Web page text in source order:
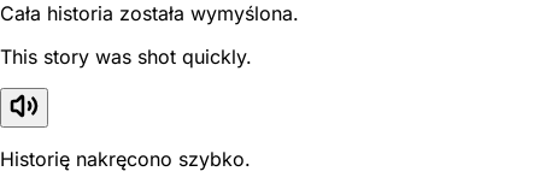
Cała historia została wymyślona.
This story was shot quickly.
Historię nakręcono szybko.